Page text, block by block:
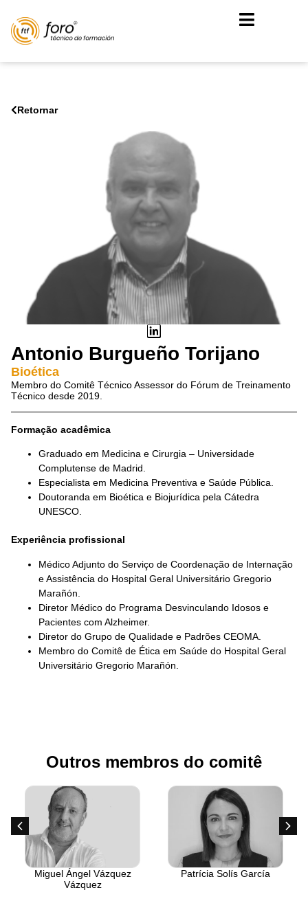
Retornar
Antonio Burgueño Torijano
Bioética
Membro do Comitê Técnico Assessor do Fórum de Treinamento
Técnico desde 2019.
Formação acadêmica
Graduado em Medicina e Cirurgia – Universidade
Complutense de Madrid.
Especialista em Medicina Preventiva e Saúde Pública.
Doutoranda em Bioética e Biojurídica pela Cátedra
UNESCO.
Experiência profissional
Médico Adjunto do Serviço de Coordenação de Internação
e Assistência do Hospital Geral Universitário Gregorio
Marañón.
Diretor Médico do Programa Desvinculando Idosos e
Pacientes com Alzheimer.
Diretor do Grupo de Qualidade e Padrões CEOMA.
Membro do Comitê de Ética em Saúde do Hospital Geral
Universitário Gregorio Marañón.
Outros membros do comitê
Miguel Ángel Vázquez
Vázquez
Patrícia Solís García